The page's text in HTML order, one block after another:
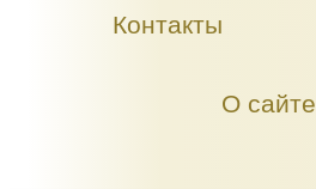
Контакты
О сайте